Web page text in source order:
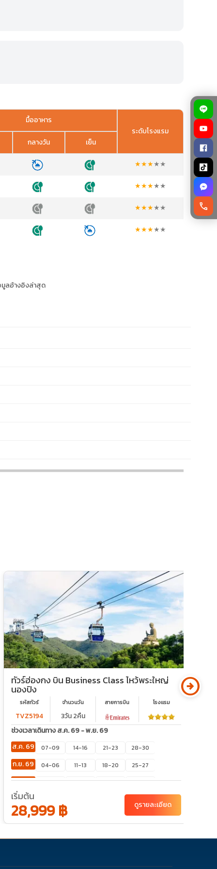
มื้ออาหาร
ระดับโรงแรม
กลางวัน เย็น
★★★★★
★★★★★
★★★★★
★★★★★
ลอ้างอิงล่าสุด
ทัวร์ฮ่องกง บิน Business Class ไหว้พระใหญ่
นองปิง
รหัสทัวร์
TVZ5194
จำนวนวัน
3วัน 2คืน
สายการบิน โรงเเรม
ช่วงเวลาเดินทาง ส.ค. 69 - พ.ย. 69
ส.ค. 69
07-09 14-16 21-23 28-30
ก.ย. 69 04-06 11-13 18-20 25-27
ต.ค. 69 02-04 03-05 09-11
10-12
22-24
23-25
31-02
เริ่มต้น
28,999 ฿ ดูรายละเอียด
arrow_circle_right
call